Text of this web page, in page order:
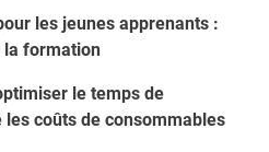
les jeunes apprenants :
la formation
le temps de
les coûts de consommables